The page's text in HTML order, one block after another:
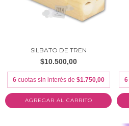
SILBATO DE TREN
$10.500,00
6 cuotas sin interés de $1.750,00 6